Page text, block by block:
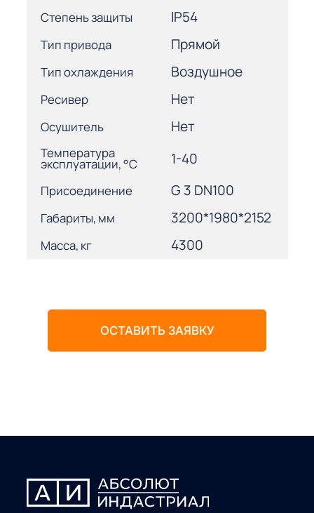
Степень защиты IP54
Тип привода Прямой
Тип охлаждения Воздушное
Ресивер Нет
Осушитель Нет
Температура
эксплуатации, °С 1-40
Присоединение G 3 DN100
Габариты, мм 3200*1980*2152
Масса, кг 4300
ОСТАВИТЬ ЗАЯВКУ